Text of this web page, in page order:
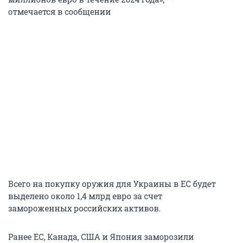
отмечается в сообщении
Всего на покупку оружия для Украины в ЕС будет
выделено около 1,4 млрд евро за счет
замороженных российских активов.
Ранее ЕС, Канада, США и Япония заморозили